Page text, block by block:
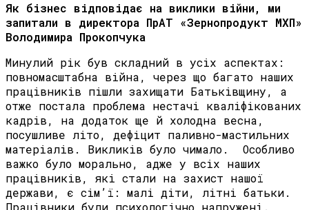
Як бізнес відповідає на виклики війни, ми
запитали в директора ПрАТ «Зернопродукт МХП»
Володимира Прокопчука
Минулий рік був складний в усіх аспектах:
повномасштабна війна, через що багато наших
працівників пішли захищати Батьківщину, а
отже постала проблема нестачі кваліфікованих
кадрів, на додаток ще й холодна весна,
посушливе літо, дефіцит паливно-мастильних
матеріалів. Викликів було чимало. Особливо
важко було морально, адже у всіх наших
працівників, які стали на захист нашої
держави, є сім’ї: малі діти, літні батьки.
Працівники були психологічно напружені.